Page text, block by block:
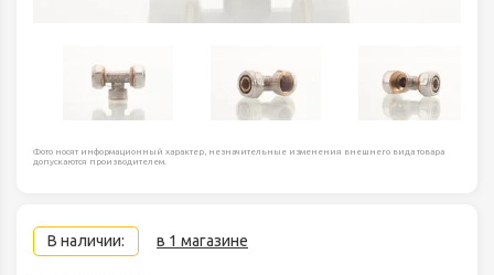
Фото носят информационный характер, незначительные изменения внешнего вида товара
допускаются производителем.
В наличии: в 1 магазине